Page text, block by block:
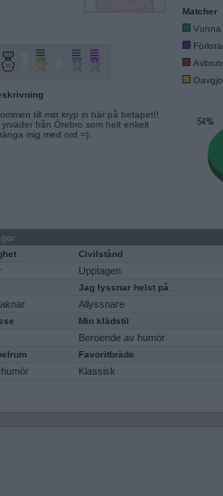
till mitt kryp in här på betapet!!
från Örebro som helt enkelt
mig med ord =).
Matcher
Vunna
Civilstånd
Upptagen
Jag lyssnar helst på
Allyssnare
Min klädstil
Beroende av humör
Favoritbräde
Klassisk